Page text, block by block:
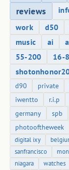
reviews
work
d50
music
ai
55-200
16-
d90
private
iwentto
r.i.p
germany
spb
photooftheweek
digital ixy
sanfrancisco
niagara
watches